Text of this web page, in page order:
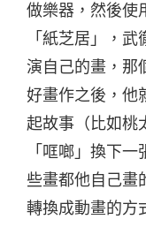
做樂器，然後使
「紙芝居」，
演自己的畫，那
好畫作之後，他
起故事（比如桃
「哐啷」換下
些畫都他自己畫
轉換成動畫的方